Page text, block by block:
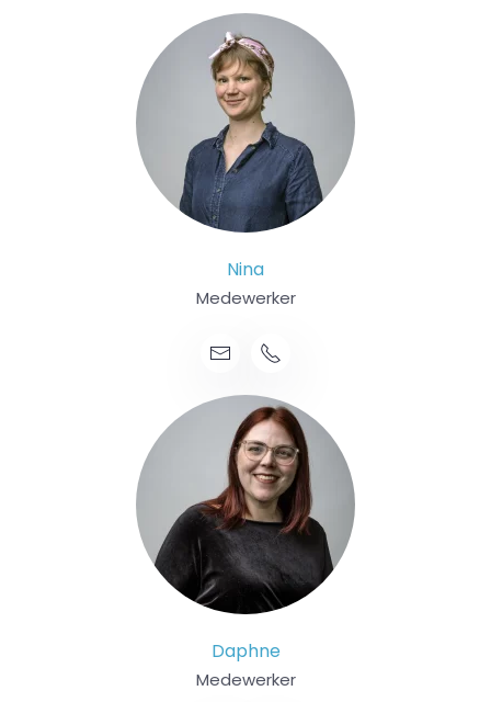
Nina
Medewerker
Daphne
Medewerker